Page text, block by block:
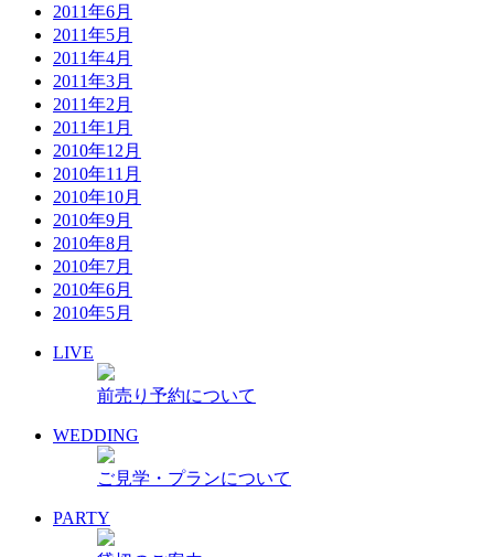
2011年6月
2011年5月
2011年4月
2011年3月
2011年2月
2011年1月
2010年12月
2010年11月
2010年10月
2010年9月
2010年8月
2010年7月
2010年6月
2010年5月
LIVE
前売り予約について
WEDDING
ご見学・プランについて
PARTY